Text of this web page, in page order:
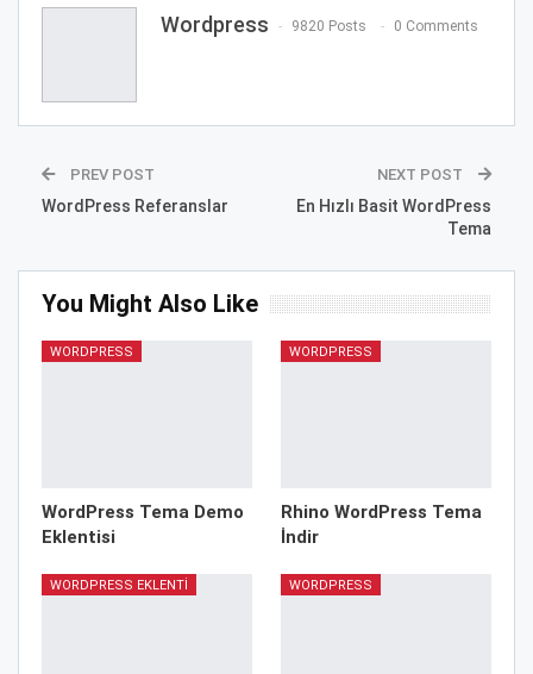
Wordpress 9820 Posts 0 Comments
PREV POST
WordPress Referanslar
NEXT POST
En Hızlı Basit WordPress
Tema
You Might Also Like
WORDPRESS
WordPress Tema Demo
Eklentisi
WORDPRESS
Rhino WordPress Tema
İndir
WORDPRESS EKLENTI WORDPRESS